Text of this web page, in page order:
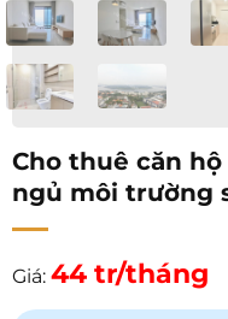
Cho thuê căn
ngủ môi trường
Giá: 44 tr/tháng